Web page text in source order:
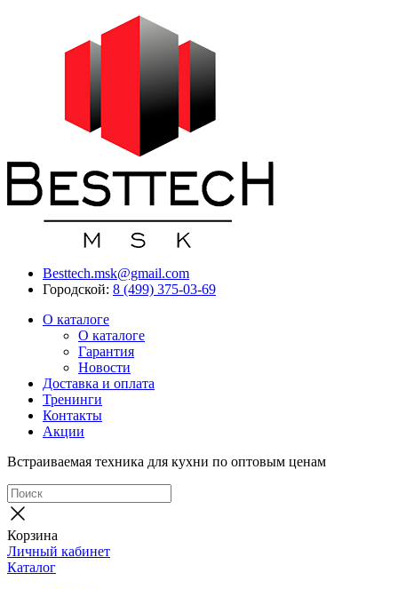
Besttech.msk@gmail.com
Городской: 8 (499) 375-03-69
О каталоге
О каталоге
Гарантия
Новости
Доставка и оплата
Тренинги
Контакты
Акции
Встраиваемая техника для кухни по оптовым ценам
Корзина
Личный кабинет
Каталог